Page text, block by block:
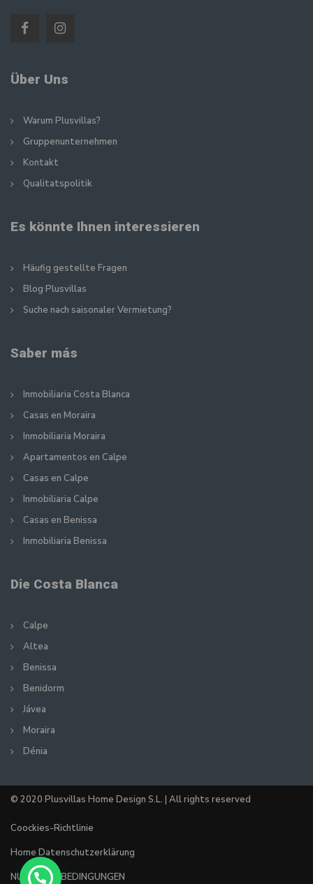
Über Uns
Warum Plusvillas?
Gruppenunternehmen
Kontakt
Qualitatspolitik
Es könnte Ihnen interessieren
Häufig gestellte Fragen
Blog Plusvillas
Suche nach saisonaler Vermietung?
Saber más
Inmobiliaria Costa Blanca
Casas en Moraira
Inmobiliaria Moraira
Apartamentos en Calpe
Casas en Calpe
Inmobiliaria Calpe
Casas en Benissa
Inmobiliaria Benissa
Die Costa Blanca
Calpe
Altea
Benissa
Benidorm
Jávea
Moraira
Dénia
© 2020 Plusvillas Home Design S.L. | All rights reserved
Coockies-Richtlinie
Home Datenschutzerklärung
NUTZUNGSBEDINGUNGEN